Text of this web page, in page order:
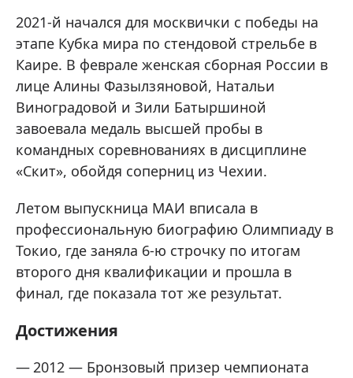
2021-й начался для москвички с победы на
этапе Кубка мира по стендовой стрельбе в
Каире. В феврале женская сборная России в
лице Алины Фазылзяновой, Натальи
Виноградовой и Зили Батыршиной
завоевала медаль высшей пробы в
командных соревнованиях в дисциплине
«Скит», обойдя соперниц из Чехии.
Летом выпускница МАИ вписала в
профессиональную биографию Олимпиаду в
Токио, где заняла 6-ю строчку по итогам
второго дня квалификации и прошла в
финал, где показала тот же результат.
Достижения
2012 — Бронзовый призер чемпионата